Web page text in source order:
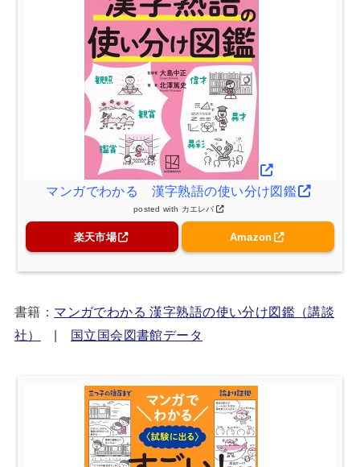
マンガでわかる 漢字熟語の使い分け図鑑
posted with カエレバ
楽天市場 Amazon
書籍： マンガでわかる 漢字熟語の使い分け図鑑（講談
社）
| 国立国会図書館データ